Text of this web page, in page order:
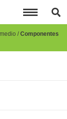
Componentes